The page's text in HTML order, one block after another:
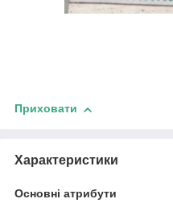
Приховати
Характеристики
Основні атрибути